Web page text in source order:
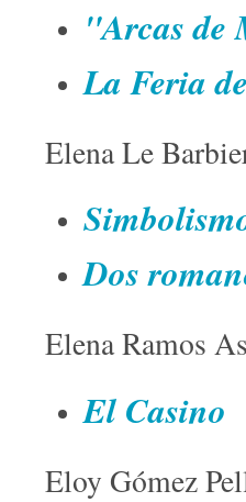
"Arcas de
La Feria
Elena Le
Dos
Elena Ramos
El Casino
Eloy Gómez